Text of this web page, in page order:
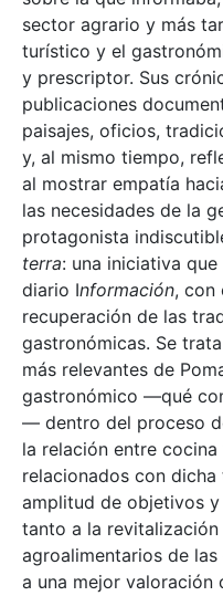
sector agrario y más
turístico y el
y prescriptor. Sus
publicaciones
paisajes, oficios,
y, al mismo tiempo,
al mostrar empatía
las necesidades de la
protagonista
terra: una iniciativa
diario Información, con
recuperación de las
gastronómicas. Se
más relevantes de
gastronómico —qué
— dentro del proceso
la relación entre
relacionados con
amplitud de objetivos
tanto a la
agroalimentarios de
a una mejor